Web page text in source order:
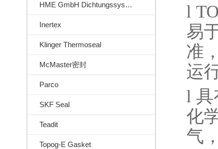
HME GmbH Dichtungssysteme
Inertex
Klinger Thermoseal
McMaster密封
Parco
SKF Seal
Teadit
Topog-E Gasket
l
易
准
运
l 具
化
气